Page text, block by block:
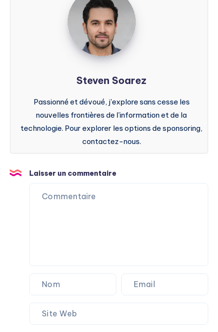
Soarez
Steven Soarez
Passionné et dévoué, j'explore sans cesse les
nouvelles frontières de l'information et de la
technologie. Pour explorer les options de sponsoring,
contactez-nous.
Laisser un commentaire